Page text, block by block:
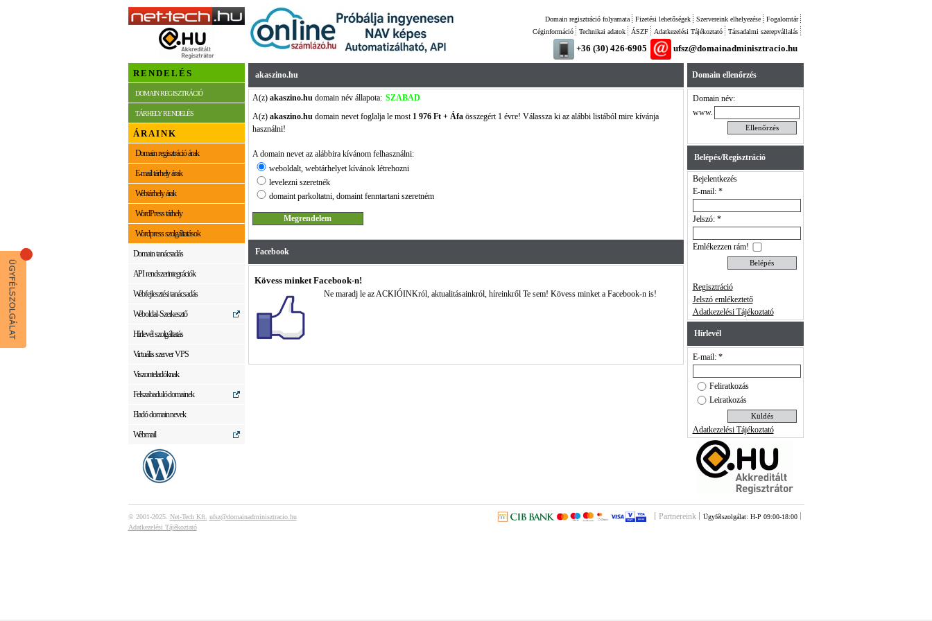
Fogalomtár
Szervereink elhelyezése
Fizetési lehetőségek
Domain regisztráció folyamata
Társadalmi szerepvállalás
Adatkezelési Tájékoztató
ÁSZF
Technikai adatok
Céginformáció
+36 (30) 426-6905 ufsz@domainadminisztracio.hu
RENDELÉS
DOMAIN REGISZTRÁCIÓ
TÁRHELY RENDELÉS
ÁRAINK
Domain regisztráció árak
E-mail tárhely árak
Webtárhely árak
WordPress tárhely
Wordpress szolgáltatások
Domain tanácsadás
API rendszerintegrációk
Webfejlesztési tanácsadás
Weboldal-Szerkesztő
Hírlevél szolgáltatás
Virtuális szerver VPS
Viszonteladóknak
Felszabaduló domainek
Eladó domain nevek
Webmail
akaszino.hu
A(z) akaszino.hudomain név állapota: SZABAD
A(z) akaszino.hudomain nevet foglalja le most 1 976 Ft + Áfaösszegért 1 évre! Válassza ki az alábbi listából mire kívánja
használni!
A domain nevet az alábbira kívánom felhasználni:
weboldalt, webtárhelyet kívánok létrehozni
levelezni szeretnék
domaint parkoltatni, domaint fenntartani szeretném
Facebook
Kövess minket Facebook-n!
Ne maradj le az ACKIÓINKról, aktualitásainkról, híreinkről Te sem! Kövess minket a Facebook-n is!
Domain ellenőrzés
Domain név:
www.
Belépés/Regisztráció
Bejelentkezés
E-mail: *
Jelszó: *
Emlékezzen rám!
Regisztráció
Jelszó emlékeztető
Adatkezelési Tájékoztató
Hírlevél
E-mail: *
Feliratkozás
Leiratkozás
Adatkezelési Tájékoztató
© 2001-2025. Net-Tech Kft. ufsz@domainadminisztracio.hu
Adatkezelési Tájékoztató
Partnereink Ügyfélszolgálat: H-P 09:00-18:00